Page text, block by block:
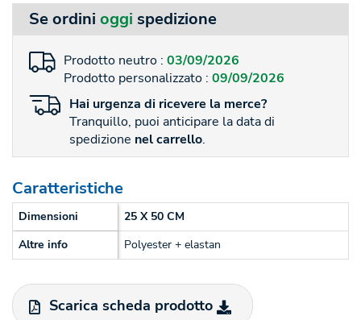
Se ordini oggi spedizione
Prodotto neutro : 03/09/2026
Prodotto personalizzato : 09/09/2026
Hai urgenza di ricevere la merce?
Tranquillo, puoi anticipare la data di
spedizione nel carrello.
Caratteristiche
Dimensioni
25 X 50 CM
Altre info
Polyester + elastan
Scarica scheda prodotto